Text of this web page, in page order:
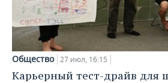
Общество 27 июл, 16:15
Карьерный тест-драйв для